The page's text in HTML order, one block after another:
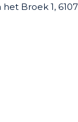
Broek 1,